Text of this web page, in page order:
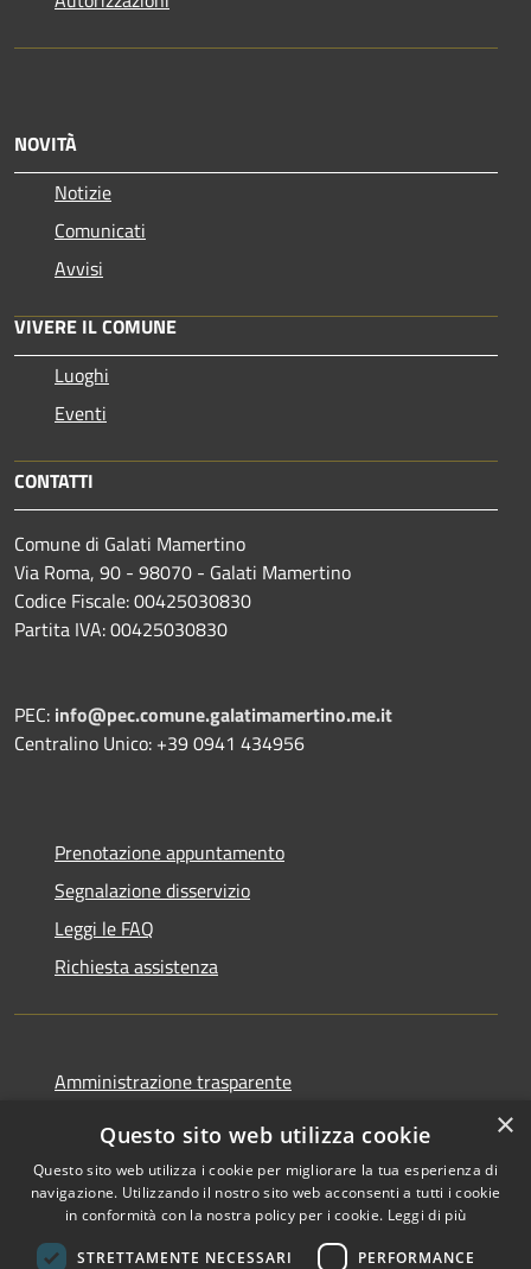
NOVITÀ
Notizie
Comunicati
Avvisi
VIVERE IL COMUNE
Luoghi
Eventi
CONTATTI
Comune di Galati Mamertino
Via Roma, 90 - 98070 - Galati Mamertino
Codice Fiscale: 00425030830
Partita IVA: 00425030830
PEC: info@pec.comune.galatimamertino.me.it
Centralino Unico: +39 0941 434956
Prenotazione appuntamento
Segnalazione disservizio
Leggi le FAQ
Richiesta assistenza
Amministrazione trasparente
Dichiarazione di accessibilità
×
Questo sito web utilizza cookie
Questo sito web utilizza i cookie per migliorare la tua esperienza di
navigazione. Utilizzando il nostro sito web acconsenti a tutti i cookie
in conformità con la nostra policy per i cookie. Leggi di più
STRETTAMENTE NECESSARI PERFORMANCE